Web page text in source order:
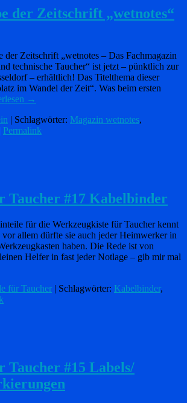
der Zeitschrift „wetnotes“
der Zeitschrift „wetnotes – Das Fachmagazin
technische Taucher“ ist jetzt – pünktlich zur
– erhältlich! Das Titelthema dieser
im Wandel der Zeit“. Was beim ersten
→
| Schlagwörter: Magazin wetnotes,
Permalink
Taucher #17 Kabelbinder
für die Werkzeugkiste für Taucher kennt
allem dürfte sie auch jeder Heimwerker in
haben. Die Rede ist von
Helfer in fast jeder Notlage – gib mir mal
für Taucher | Schlagwörter: Kabelbinder,
#15 Labels/